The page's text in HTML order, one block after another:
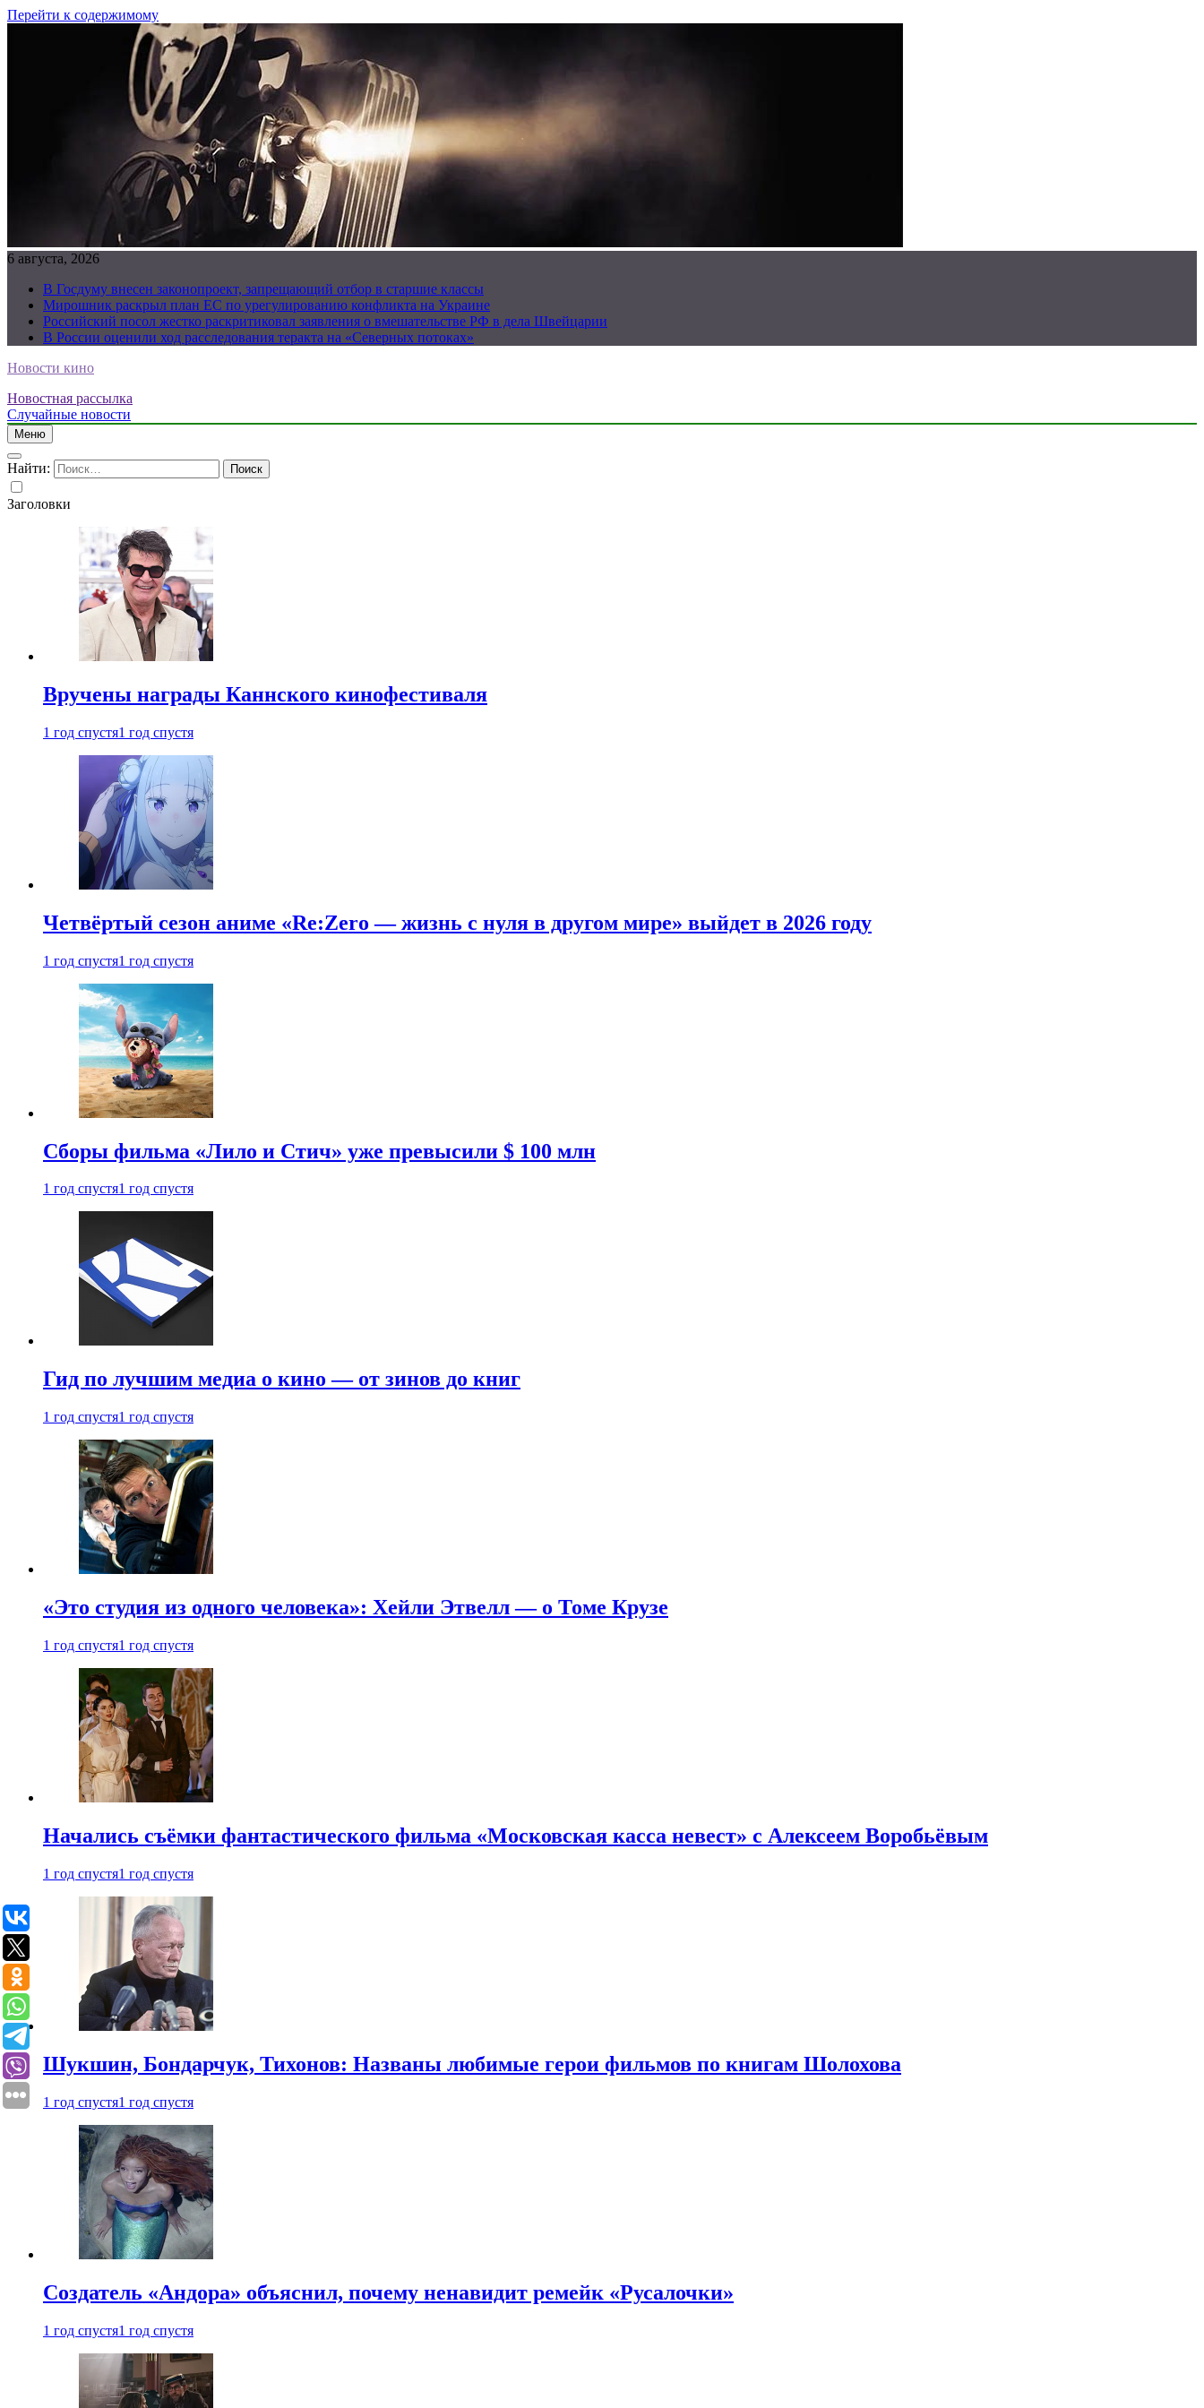
Перейти к содержимому
6 августа, 2026
В Госдуму внесен законопроект, запрещающий отбор в старшие классы
Мирошник раскрыл план ЕС по урегулированию конфликта на Украине
Российский посол жестко раскритиковал заявления о вмешательстве РФ в дела Швейцарии
В России оценили ход расследования теракта на «Северных потоках»
Новости кино
Новостная рассылка
Случайные новости
Меню
Найти:
Заголовки
Вручены награды Каннского кинофестиваля
1 год спустя1 год спустя
Четвёртый сезон аниме «Re:Zero — жизнь с нуля в другом мире» выйдет в 2026 году
1 год спустя1 год спустя
Сборы фильма «Лило и Стич» уже превысили $ 100 млн
1 год спустя1 год спустя
Гид по лучшим медиа о кино — от зинов до книг
1 год спустя1 год спустя
«Это студия из одного человека»: Хейли Этвелл — о Томе Крузе
1 год спустя1 год спустя
Начались съёмки фантастического фильма «Московская касса невест» с Алексеем Воробьёвым
1 год спустя1 год спустя
Шукшин, Бондарчук, Тихонов: Названы любимые герои фильмов по книгам Шолохова
1 год спустя1 год спустя
Создатель «Андора» объяснил, почему ненавидит ремейк «Русалочки»
1 год спустя1 год спустя